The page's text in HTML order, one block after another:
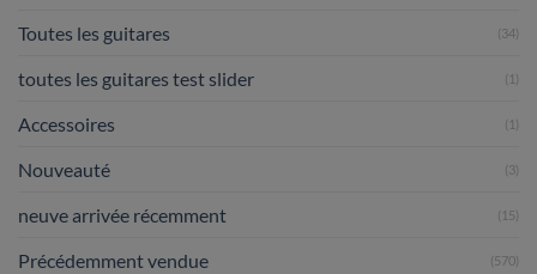
Toutes les guitares (34)
toutes les guitares test slider (1)
Accessoires (1)
Nouveauté (3)
neuve arrivée récemment (15)
Précédemment vendue (570)